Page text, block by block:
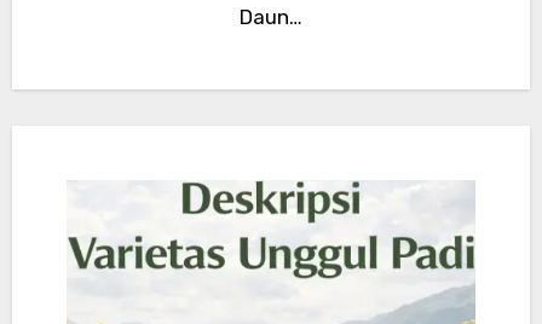
Daun…